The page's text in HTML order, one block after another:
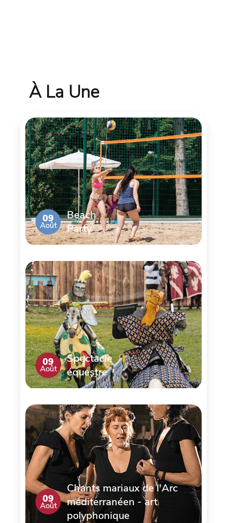
À La Une
09
Août
Beach
Party
09
Août
Spectacle
équestre
09
Août
Chants mariaux de l'Arc
méditerranéen - art
polyphonique